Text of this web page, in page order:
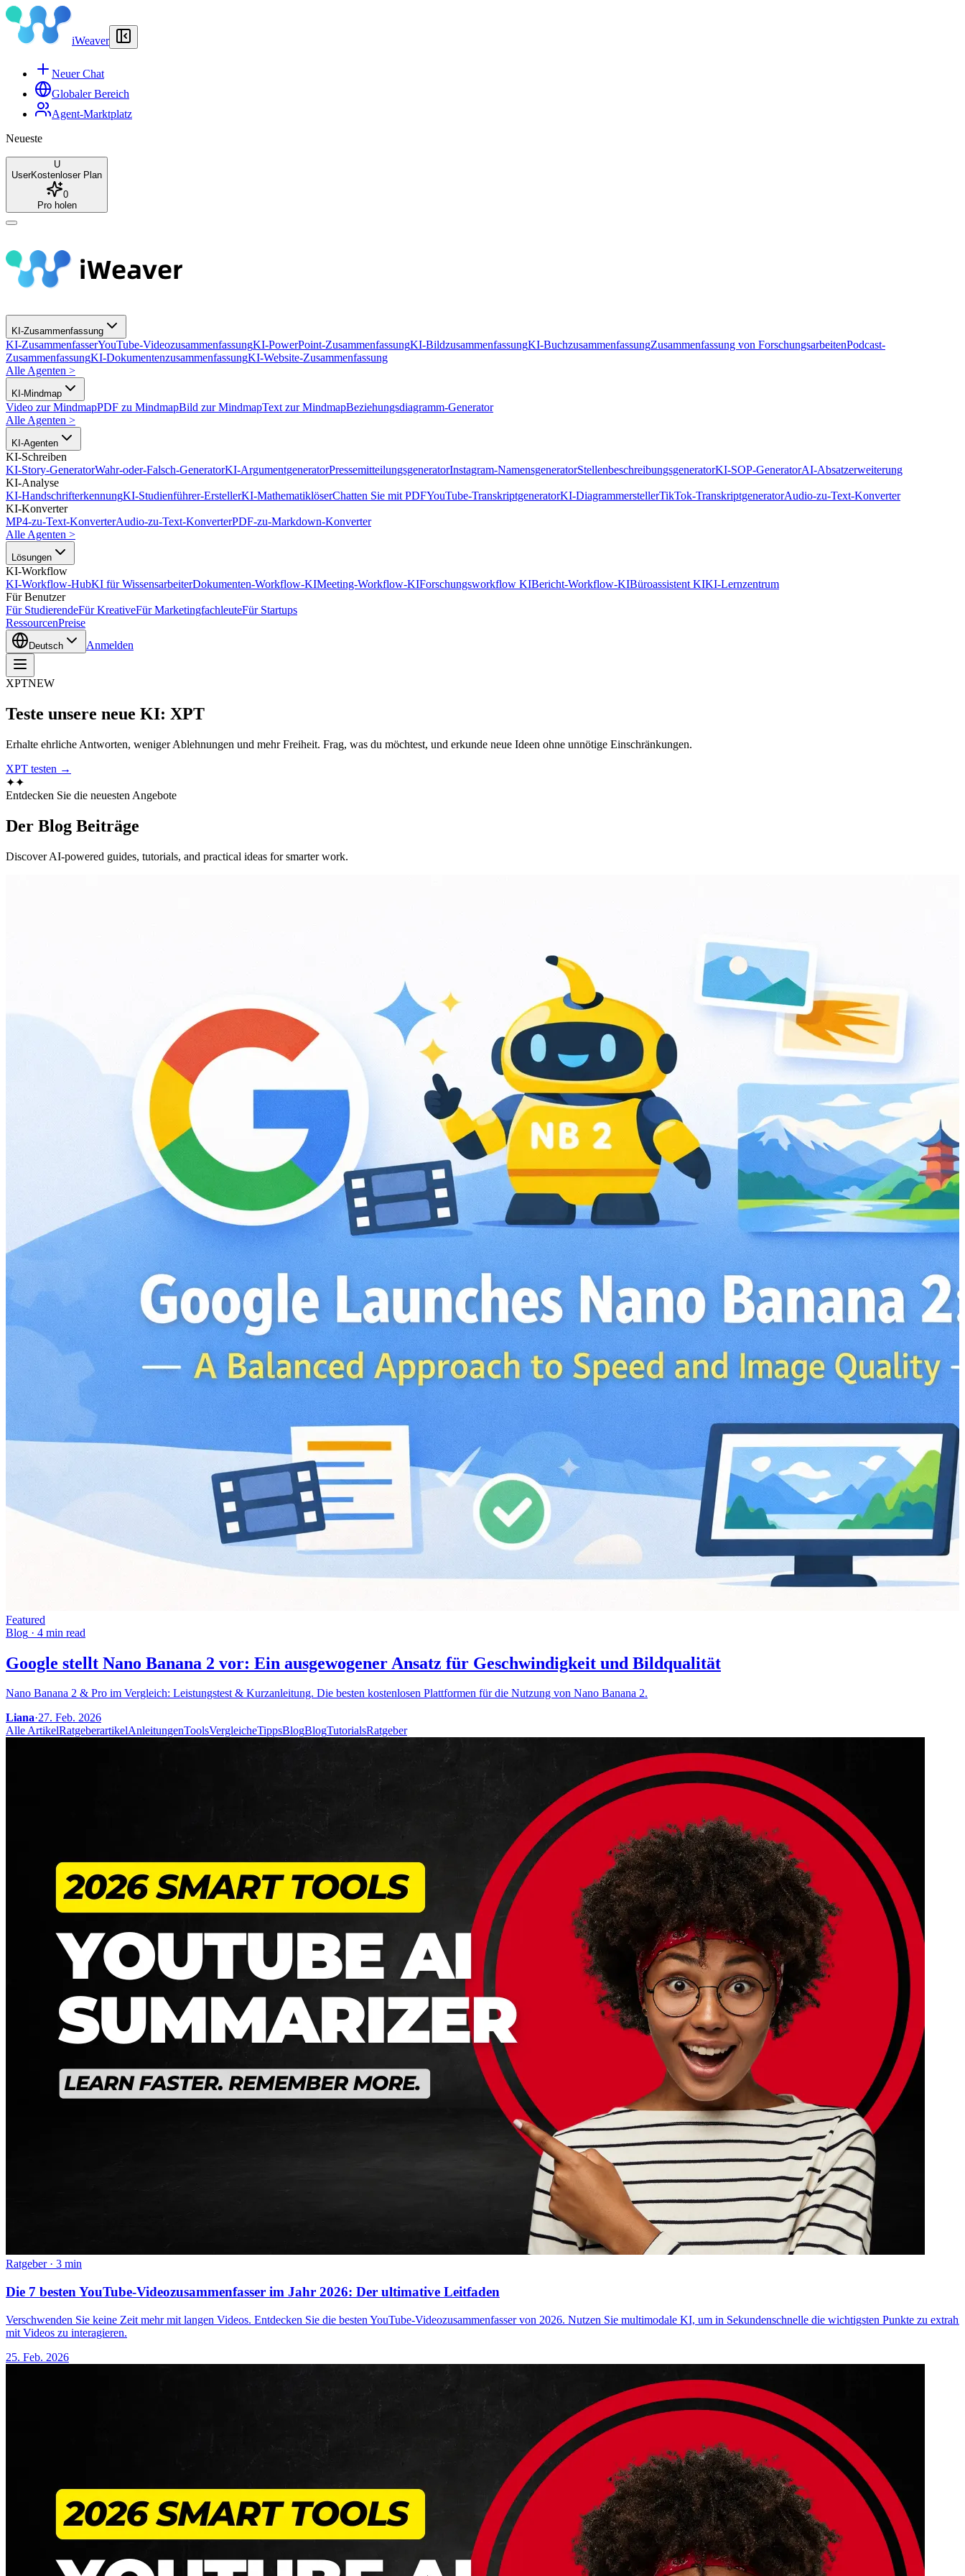
iWeaver
Neuer Chat
Globaler Bereich
Agent-Marktplatz
Neueste
U
UserKostenloser Plan
0
Pro holen
KI-Zusammenfassung
KI-ZusammenfasserYouTube-VideozusammenfassungKI-PowerPoint-ZusammenfassungKI-BildzusammenfassungKI-BuchzusammenfassungZusammenfassung von ForschungsarbeitenPodcast-
ZusammenfassungKI-DokumentenzusammenfassungKI-Website-Zusammenfassung
Alle Agenten >
KI-Mindmap
Video zur MindmapPDF zu MindmapBild zur MindmapText zur MindmapBeziehungsdiagramm-Generator
Alle Agenten >
KI-Agenten
KI-Schreiben
KI-Story-GeneratorWahr-oder-Falsch-GeneratorKI-ArgumentgeneratorPressemitteilungsgeneratorInstagram-NamensgeneratorStellenbeschreibungsgeneratorKI-SOP-GeneratorAI-Absatzerweiterung
KI-Analyse
KI-HandschrifterkennungKI-Studienführer-ErstellerKI-MathematiklöserChatten Sie mit PDFYouTube-TranskriptgeneratorKI-DiagrammerstellerTikTok-TranskriptgeneratorAudio-zu-Text-Konverter
KI-Konverter
MP4-zu-Text-KonverterAudio-zu-Text-KonverterPDF-zu-Markdown-Konverter
Alle Agenten >
Lösungen
KI-Workflow
KI-Workflow-HubKI für WissensarbeiterDokumenten-Workflow-KIMeeting-Workflow-KIForschungsworkflow KIBericht-Workflow-KIBüroassistent KIKI-Lernzentrum
Für Benutzer
Für StudierendeFür KreativeFür MarketingfachleuteFür Startups
RessourcenPreise
Deutsch Anmelden
XPTNEW
Teste unsere neue KI: XPT
Erhalte ehrliche Antworten, weniger Ablehnungen und mehr Freiheit. Frag, was du möchtest, und erkunde neue Ideen ohne unnötige Einschränkungen.
XPT testen →
✦✦
Entdecken Sie die neuesten Angebote
Der Blog Beiträge
Discover AI-powered guides, tutorials, and practical ideas for smarter work.
Featured
Blog · 4 min read
Google stellt Nano Banana 2 vor: Ein ausgewogener Ansatz für Geschwindigkeit und Bildqualität
Nano Banana 2 & Pro im Vergleich: Leistungstest & Kurzanleitung. Die besten kostenlosen Plattformen für die Nutzung von Nano Banana 2.
Liana·27. Feb. 2026
Alle ArtikelRatgeberartikelAnleitungenToolsVergleicheTippsBlogBlogTutorialsRatgeber
Ratgeber· 3 min
Die 7 besten YouTube-Videozusammenfasser im Jahr 2026: Der ultimative Leitfaden
Verschwenden Sie keine Zeit mehr mit langen Videos. Entdecken Sie die besten YouTube-Videozusammenfasser von 2026. Nutzen Sie multimodale KI, um in Sekundenschnelle die wichtigsten Punkte zu
mit Videos zu interagieren.
25. Feb. 2026